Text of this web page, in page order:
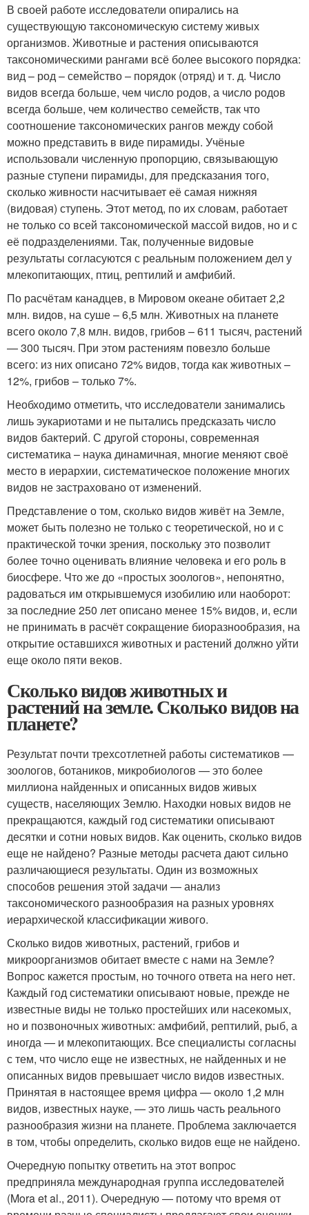
В своей работе исследователи опирались на
существующую таксономическую систему живых
организмов. Животные и растения описываются
таксономическими рангами всё более высокого порядка:
вид – род – семейство – порядок (отряд) и т. д. Число
видов всегда больше, чем число родов, а число родов
всегда больше, чем количество семейств, так что
соотношение таксономических рангов между собой
можно представить в виде пирамиды. Учёные
использовали численную пропорцию, связывающую
разные ступени пирамиды, для предсказания того,
сколько живности насчитывает её самая нижняя
(видовая) ступень. Этот метод, по их словам, работает
не только со всей таксономической массой видов, но и с
её подразделениями. Так, полученные видовые
результаты согласуются с реальным положением дел у
млекопитающих, птиц, рептилий и амфибий.
По расчётам канадцев, в Мировом океане обитает 2,2
млн. видов, на суше – 6,5 млн. Животных на планете
всего около 7,8 млн. видов, грибов – 611 тысяч, растений
— 300 тысяч. При этом растениям повезло больше
всего: из них описано 72% видов, тогда как животных –
12%, грибов – только 7%.
Необходимо отметить, что исследователи занимались
лишь эукариотами и не пытались предсказать число
видов бактерий. С другой стороны, современная
систематика – наука динамичная, многие меняют своё
место в иерархии, систематическое положение многих
видов не застраховано от изменений.
Представление о том, сколько видов живёт на Земле,
может быть полезно не только с теоретической, но и с
практической точки зрения, поскольку это позволит
более точно оценивать влияние человека и его роль в
биосфере. Что же до «простых зоологов», непонятно,
радоваться им открывшемуся изобилию или наоборот:
за последние 250 лет описано менее 15% видов, и, если
не принимать в расчёт сокращение биоразнообразия, на
открытие оставшихся животных и растений должно уйти
еще около пяти веков.
Сколько видов животных и
растений на земле. Сколько видов на
планете?
Результат почти трехсотлетней работы систематиков —
зоологов, ботаников, микробиологов — это более
миллиона найденных и описанных видов живых
существ, населяющих Землю. Находки новых видов не
прекращаются, каждый год систематики описывают
десятки и сотни новых видов. Как оценить, сколько видов
еще не найдено? Разные методы расчета дают сильно
различающиеся результаты. Один из возможных
способов решения этой задачи — анализ
таксономического разнообразия на разных уровнях
иерархической классификации живого.
Сколько видов животных, растений, грибов и
микроорганизмов обитает вместе с нами на Земле?
Вопрос кажется простым, но точного ответа на него нет.
Каждый год систематики описывают новые, прежде не
известные виды не только простейших или насекомых,
но и позвоночных животных: амфибий, рептилий, рыб, а
иногда — и млекопитающих. Все специалисты согласны
с тем, что число еще не известных, не найденных и не
описанных видов превышает число видов известных.
Принятая в настоящее время цифра — около 1,2 млн
видов, известных науке, — это лишь часть реального
разнообразия жизни на планете. Проблема заключается
в том, чтобы определить, сколько видов еще не найдено.
Очередную попытку ответить на этот вопрос
предприняла международная группа исследователей
(Mora et al., 2011). Очередную — потому что время от